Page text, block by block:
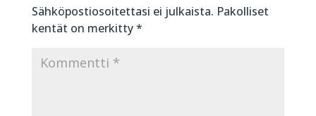
Sähköpostiosoitettasi ei julkaista. Pakolliset
kentät on merkitty*